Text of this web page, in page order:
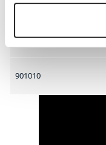
901050
901010